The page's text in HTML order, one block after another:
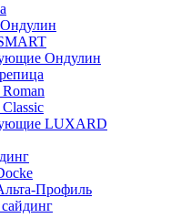
Ондулин
LUXARD
Профиль